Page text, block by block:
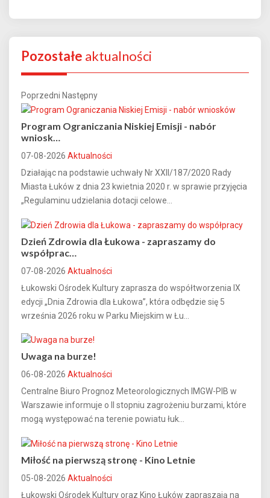
Pozostałe aktualności
Poprzedni Następny
Program Ograniczania Niskiej Emisji - nabór
wniosk…
07-08-2026 Aktualności
Działając na podstawie uchwały Nr XXII/187/2020 Rady
Miasta Łuków z dnia 23 kwietnia 2020 r. w sprawie przyjęcia
„Regulaminu udzielania dotacji celowe...
Dzień Zdrowia dla Łukowa - zapraszamy do
współprac…
07-08-2026 Aktualności
Łukowski Ośrodek Kultury zaprasza do współtworzenia IX
edycji „Dnia Zdrowia dla Łukowa”, która odbędzie się 5
września 2026 roku w Parku Miejskim w Łu...
Uwaga na burze!
06-08-2026 Aktualności
Centralne Biuro Prognoz Meteorologicznych IMGW-PIB w
Warszawie informuje o II stopniu zagrożeniu burzami, które
mogą występować na terenie powiatu łuk...
Miłość na pierwszą stronę - Kino Letnie
05-08-2026 Aktualności
Łukowski Ośrodek Kultury oraz Kino Łuków zapraszają na